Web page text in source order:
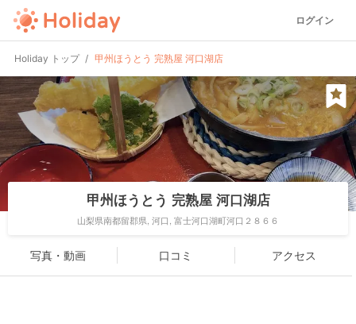
ログイン
Holiday トップ 甲州ほうとう 完熟屋 河口湖店
甲州ほうとう 完熟屋 河口湖店
山梨県南都留郡県, 河口, 富士河口湖町河口２８６６
写真・動画 口コミ アクセス